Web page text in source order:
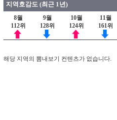
지역호감도 (최근 1년)
8월
112위
9월
128위
10월
124위
11월
161위
해당 지역의 뽐내보기 컨텐츠가 없습니다.